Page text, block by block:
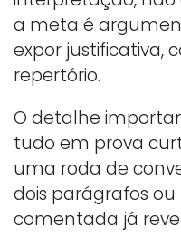
a meta é
expor justificativa,
repertório.
O detalhe
tudo em prova
uma roda de
dois parágrafos
comentada já